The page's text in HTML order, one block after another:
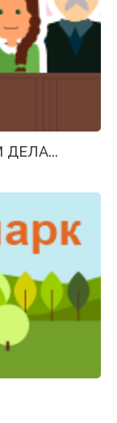
ДЕЛА...